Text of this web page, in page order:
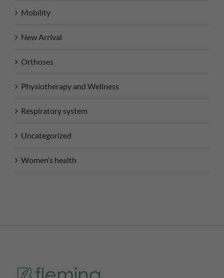
Mobility
New Arrival
Orthoses
Physiotherapy and Wellness
Respiratory system
Uncategorized
Women’s health